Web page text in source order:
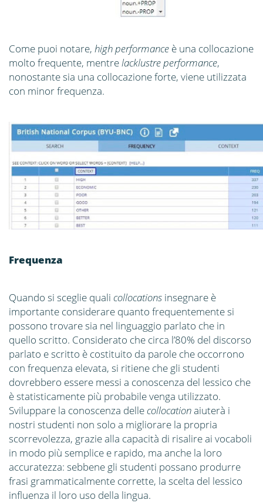
Come puoi notare, high performance è una collocazione
molto frequente, mentrelacklustreperformance,
nonostante sia una collocazione forte, viene utilizzata
con minor frequenza.
Frequenza
Quando si sceglie quali collocations insegnare è
importante considerare quanto frequentemente si
possono trovare sia nel linguaggio parlato che in
quello scritto. Considerato che circa l’80% del discorso
parlato e scritto è costituito da parole che occorrono
con frequenza elevata, si ritiene che gli studenti
dovrebbero essere messi a conoscenza del lessico che
è statisticamente più probabile venga utilizzato.
Sviluppare la conoscenza dellecollocationaiuterà i
nostri studenti non solo a migliorare la propria
scorrevolezza, grazie alla capacità di risalire ai vocaboli
in modo più semplice e rapido, ma anche la loro
accuratezza: sebbene gli studenti possano produrre
frasi grammaticalmente corrette, la scelta del lessico
influenza il loro uso della lingua.